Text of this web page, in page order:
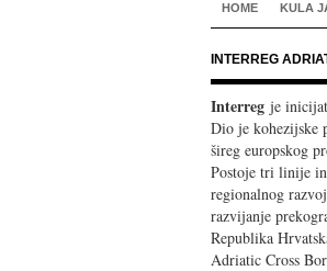
HOME KULA
INTERREG
Interreg je
Dio je kohezijske
šireg europskog
Postoje tri linije
regionalnog
razvijanje
Republika
Adriatic Cross